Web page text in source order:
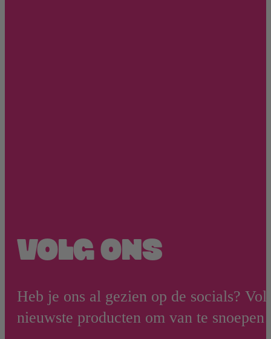
VOLG ONS
Heb je ons al gezien op de socials?
nieuwste producten om van te snoepen!